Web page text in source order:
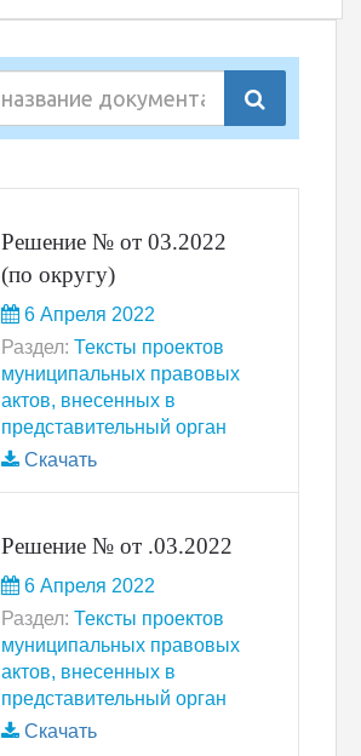
Решение № от 03.2022
(по округу)
6 Апреля 2022
Раздел: Тексты проектов
муниципальных правовых
актов, внесенных в
представительный орган
Скачать
Решение № от .03.2022
6 Апреля 2022
Раздел: Тексты проектов
муниципальных правовых
актов, внесенных в
представительный орган
Скачать